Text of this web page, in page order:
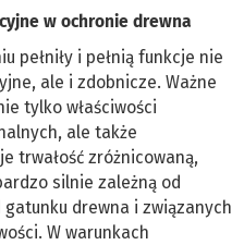
w ochronie drewna
pełniły i pełnią funkcje nie
ale i zdobnicze. Ważne
tylko właściwości
ale także
trwałość zróżnicowaną,
silnie zależną od
drewna i związanych
W warunkach